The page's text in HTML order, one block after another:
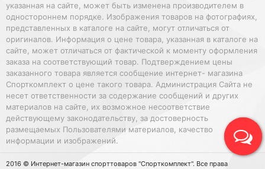
указанная на сайте, может быть изменена производителем в
одностороннем порядке. Изображения товаров на фотографиях,
представленных в каталоге на сайте, могут отличаться от
оригиналов. Информация о цене товара, указанная в каталоге на
сайте, может отличаться от фактической к моменту оформления
заказа на соответствующий товар. Подтверждением цены
заказанного товара является сообщение интернет- магазина
Спорткомплект о цене такого товара. Администрация Сайта не
несет ответственности за содержание сообщений и других
материалов на сайте, их возможное несоответствие
действующему законодательству, за достоверность
размещаемых Пользователями материалов, качество
информации и изображений.
2016 © Интернет-магазин спорттоваров "Спорткомплект". Все права